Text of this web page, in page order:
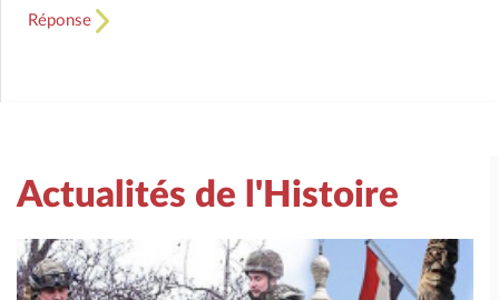
Réponse
Actualités de l'Histoire